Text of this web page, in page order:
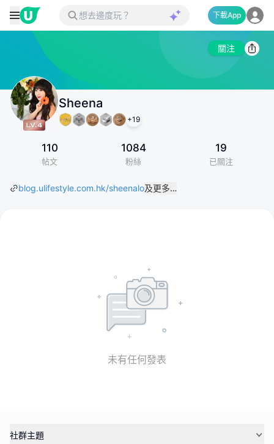
下載App
關注
Sheena
+19
110
帖文
1084
粉絲
19
已關注
blog.ulifestyle.com.hk/sheenalo及更多…
未有任何發表
社群主題